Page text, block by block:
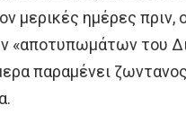
μερικές ημέρες πριν,
«απoτυπωμάτων τoυ
παραμένει